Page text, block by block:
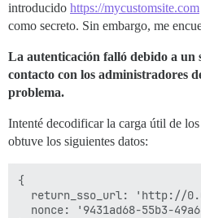
introducido https://mycustomsite.com
como secreto. Sin embargo, me
La autenticación falló debido a un
contacto con los administradores
problema.
Intenté decodificar la carga útil de
obtuve los siguientes datos:
{
return_sso_url: 'http://
nonce: '9431ad68-55b3-